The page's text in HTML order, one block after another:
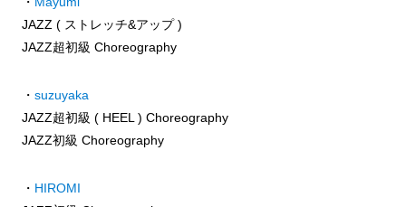
JAZZ ( ストレッチ&アップ )
JAZZ超初級 Choreography
・ suzuyaka
JAZZ超初級 ( HEEL ) Choreography
JAZZ初級 Choreography
・ HIROMI